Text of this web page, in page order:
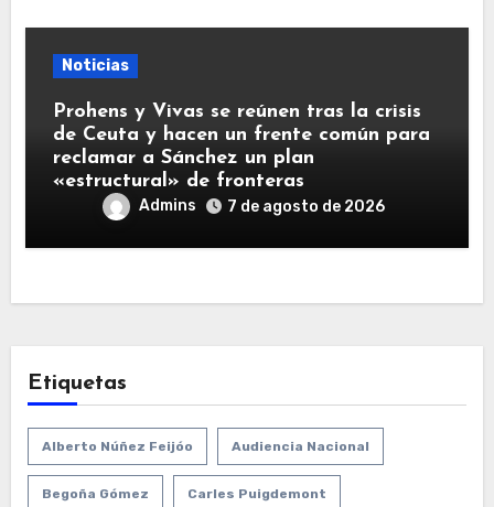
Noticias
Prohens y Vivas se reúnen tras la crisis
de Ceuta y hacen un frente común para
reclamar a Sánchez un plan
«estructural» de fronteras
Admins 7 de agosto de 2026
Etiquetas
Alberto Núñez Feijóo Audiencia Nacional
Begoña Gómez Carles Puigdemont